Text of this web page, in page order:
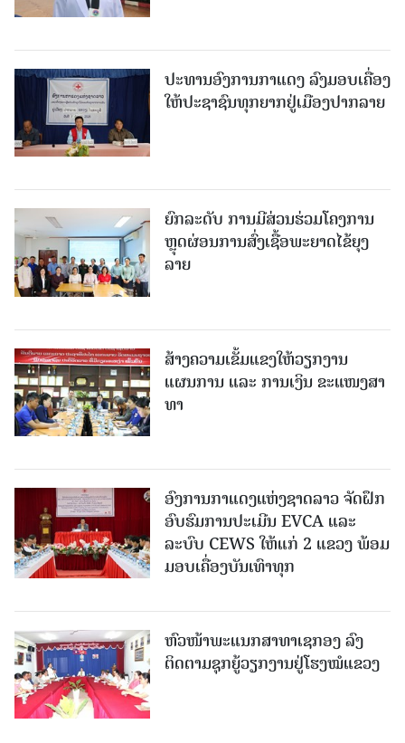
ປະທານອົງການກາແດງ ລົງມອບເຄື່ອງ
ໃຫ້ປະຊາຊົນທຸກຍາກຢູ່ເມືອງປາກລາຍ
ຍົກລະດັບ ການມີສ່ວນຮ່ວມໂຄງການ
ຫຼຸດຜ່ອນການສົ່ງເຊື້ອພະຍາດໄຂ້ຍຸງ
ລາຍ
ສ້າງຄວາມເຂັ້ມແຂງໃຫ້ວຽກງານ
ແຜນການ ແລະ ການເງິນ ຂະແໜງສາ
ທາ
ອົງການກາແດງແຫ່ງຊາດລາວ ຈັດຝຶກ
ອົບຮົມການປະເມີນ EVCA ແລະ
ລະບົບ CEWS ໃຫ້ແກ່ 2 ແຂວງ ພ້ອມ
ມອບເຄື່ອງບັນເທົາທຸກ
ຫົວໜ້າພະແນກສາທາເຊກອງ ລົງ
ຕິດຕາມຊຸກຍູ້ວຽກງານຢູ່ໂຮງໝໍແຂວງ